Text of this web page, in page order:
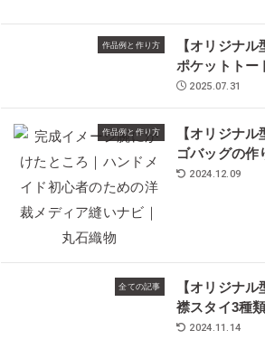
作品例と作り方
【オリジナ
ポケットトー
2025.07.31
作品例と作り方
【オリジナ
ゴバッグの作
2024.12.09
全ての記事
【オリジナ
襟スタイ3種
2024.11.14